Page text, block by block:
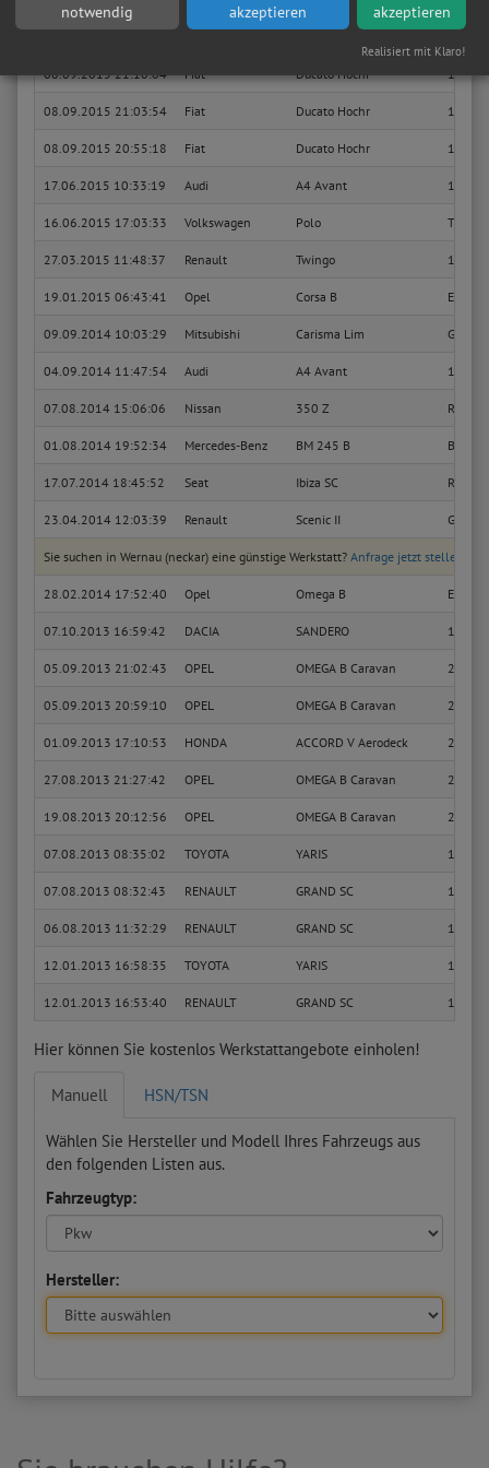
08.09.2015 21:10:04 Fiat Ducato Hochr 120
08.09.2015 21:03:54 Fiat Ducato Hochr 120
08.09.2015 20:55:18 Fiat Ducato Hochr 120
17.06.2015 10:33:19 Audi A4 Avant 1.9 TDI
16.06.2015 17:03:33 Volkswagen Polo
27.03.2015 11:48:37 Renault Twingo 1.2
19.01.2015 06:43:41 Opel Corsa B
09.09.2014 10:03:29 Mitsubishi Carisma Lim GLX
04.09.2014 11:47:54 Audi A4 Avant 1.8 T
07.08.2014 15:06:06 Nissan 350 Z
01.08.2014 19:52:34 Mercedes-Benz BM 245 B B 200
17.07.2014 18:45:52 Seat Ibiza SC
23.04.2014 12:03:39 Renault Scenic II Grand
Sie suchen in Wernau (neckar) eine günstige Werkstatt? Anfrage jetzt stellen
28.02.2014 17:52:40 Opel Omega B
07.10.2013 16:59:42 DACIA SANDERO 1.6
05.09.2013 21:02:43 OPEL OMEGA B Caravan 2.6 V6
05.09.2013 20:59:10 OPEL OMEGA B Caravan 2.6 V6
01.09.2013 17:10:53 HONDA ACCORD V Aerodeck 2.0 i
27.08.2013 21:27:42 OPEL OMEGA B Caravan 2.6 V6
19.08.2013 20:12:56 OPEL OMEGA B Caravan 2.6 V6
07.08.2013 08:35:02 TOYOTA YARIS 1.0
07.08.2013 08:32:43 RENAULT GRAND SC 1.6
06.08.2013 11:32:29 RENAULT GRAND SC 1.6
12.01.2013 16:58:35 TOYOTA YARIS 1.0
12.01.2013 16:53:40 RENAULT GRAND SC 1.6
Hier können Sie kostenlos Werkstattangebote einholen!
Manuell HSN/TSN
Wählen Sie Hersteller und Modell Ihres Fahrzeugs aus
den folgenden Listen aus.
Fahrzeugtyp:
Hersteller:
notwendig
akzeptieren
akzeptieren
Realisiert mit Klaro!